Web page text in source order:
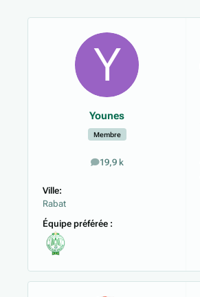
Younes
Membre
19,9 k
messages
Ville:
Rabat
Équipe préférée :